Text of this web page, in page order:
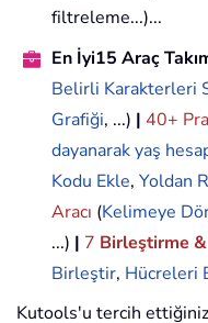
filtreleme...)...
En İyi15 Araç
Belirli Karakterleri
Grafiği, ...) | 40+
dayanarak yaş
Kodu Ekle, Yoldan
Aracı (Kelimeye
...) | 7 Birleştirme
Birleştir, Hücreleri
Kutools'u tercih